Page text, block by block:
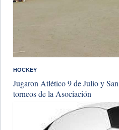
HOCKEY
Jugaron Atlético 9 de Julio y
torneos de la Asociación